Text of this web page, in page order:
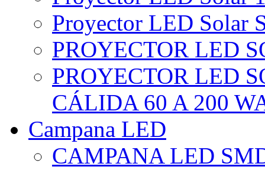
Proyector LED Solar
PROYECTOR LED
PROYECTOR LED
CÁLIDA 60 A 200
Campana LED
CAMPANA LED